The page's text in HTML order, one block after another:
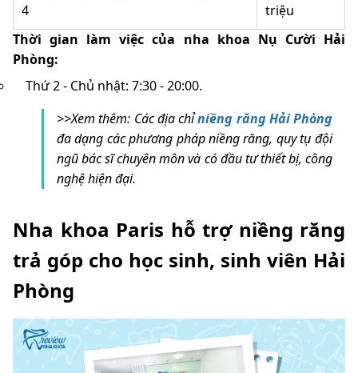
4
triệu
Thời gian làm việc của nha khoa Nụ Cười Hải
Phòng:
Thứ 2 - Chủ nhật: 7:30 - 20:00.
>>Xem thêm: Các địa chỉniềng răng Hải Phòng
đa dạng các phương pháp niềng răng, quy tụ đội
ngũ bác sĩ chuyên môn và có đầu tư thiết bị, công
nghệ hiện đại.
Nha khoa Paris hỗ trợ niềng răng
trả góp cho học sinh, sinh viên Hải
Phòng